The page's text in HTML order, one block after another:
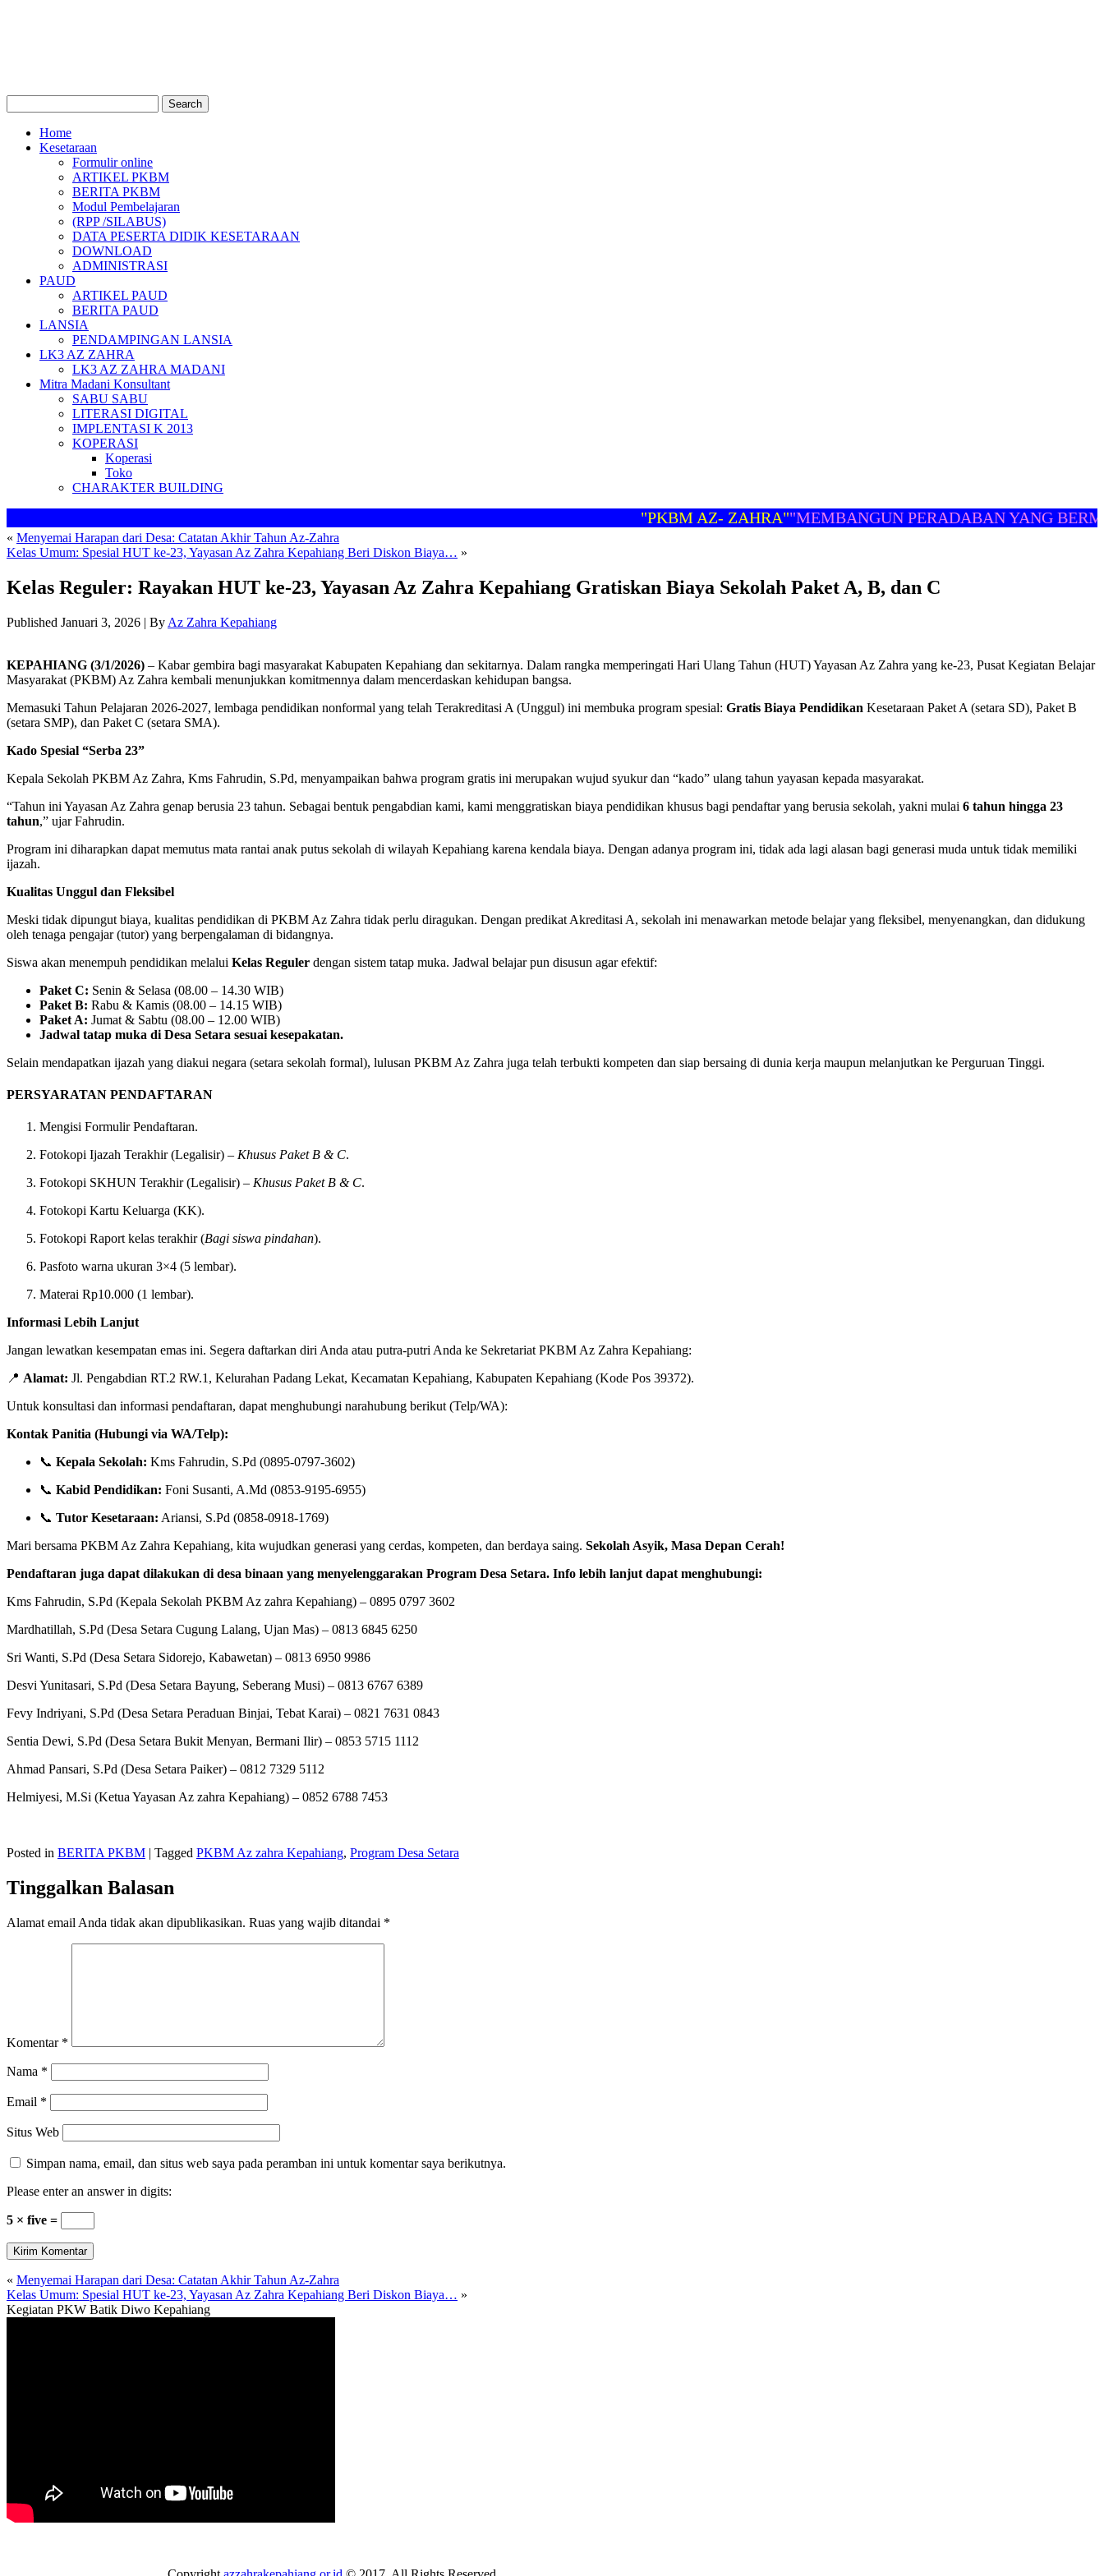
Home
Kesetaraan
Formulir online
ARTIKEL PKBM
BERITA PKBM
Modul Pembelajaran
(RPP /SILABUS)
DATA PESERTA DIDIK KESETARAAN
DOWNLOAD
ADMINISTRASI
PAUD
ARTIKEL PAUD
BERITA PAUD
LANSIA
PENDAMPINGAN LANSIA
LK3 AZ ZAHRA
LK3 AZ ZAHRA MADANI
Mitra Madani Konsultant
SABU SABU
LITERASI DIGITAL
IMPLENTASI K 2013
KOPERASI
Koperasi
Toko
CHARAKTER BUILDING
"PKBM AZ- ZAHRA""MEMBANGUN PERADABAN YANG
« Menyemai Harapan dari Desa: Catatan Akhir Tahun Az-Zahra
Kelas Umum: Spesial HUT ke-23, Yayasan Az Zahra Kepahiang Beri Diskon Biaya… »
Kelas Reguler: Rayakan HUT ke-23, Yayasan Az Zahra Kepahiang Gratiskan Biaya Sekolah Paket A, B, dan C
Published Januari 3, 2026 | By Az Zahra Kepahiang
KEPAHIANG (3/1/2026) – Kabar gembira bagi masyarakat Kabupaten Kepahiang dan sekitarnya. Dalam rangka memperingati Hari Ulang Tahun (HUT) Yayasan Az Zahra yang ke-23, Pusat Kegiatan Belajar
Masyarakat (PKBM) Az Zahra kembali menunjukkan komitmennya dalam mencerdaskan kehidupan bangsa.
Memasuki Tahun Pelajaran 2026-2027, lembaga pendidikan nonformal yang telah Terakreditasi A (Unggul) ini membuka program spesial: Gratis Biaya Pendidikan Kesetaraan Paket A (setara SD), Paket B
(setara SMP), dan Paket C (setara SMA).
Kado Spesial “Serba 23”
Kepala Sekolah PKBM Az Zahra, Kms Fahrudin, S.Pd, menyampaikan bahwa program gratis ini merupakan wujud syukur dan “kado” ulang tahun yayasan kepada masyarakat.
“Tahun ini Yayasan Az Zahra genap berusia 23 tahun. Sebagai bentuk pengabdian kami, kami menggratiskan biaya pendidikan khusus bagi pendaftar yang berusia sekolah, yakni mulai 6 tahun hingga 23
tahun,” ujar Fahrudin.
Program ini diharapkan dapat memutus mata rantai anak putus sekolah di wilayah Kepahiang karena kendala biaya. Dengan adanya program ini, tidak ada lagi alasan bagi generasi muda untuk tidak memiliki
ijazah.
Kualitas Unggul dan Fleksibel
Meski tidak dipungut biaya, kualitas pendidikan di PKBM Az Zahra tidak perlu diragukan. Dengan predikat Akreditasi A, sekolah ini menawarkan metode belajar yang fleksibel, menyenangkan, dan didukung
oleh tenaga pengajar (tutor) yang berpengalaman di bidangnya.
Siswa akan menempuh pendidikan melalui Kelas Reguler dengan sistem tatap muka. Jadwal belajar pun disusun agar efektif:
Paket C: Senin & Selasa (08.00 – 14.30 WIB)
Paket B: Rabu & Kamis (08.00 – 14.15 WIB)
Paket A: Jumat & Sabtu (08.00 – 12.00 WIB)
Jadwal tatap muka di Desa Setara sesuai kesepakatan.
Selain mendapatkan ijazah yang diakui negara (setara sekolah formal), lulusan PKBM Az Zahra juga telah terbukti kompeten dan siap bersaing di dunia kerja maupun melanjutkan ke Perguruan Tinggi.
PERSYARATAN PENDAFTARAN
Mengisi Formulir Pendaftaran.
Fotokopi Ijazah Terakhir (Legalisir) – Khusus Paket B & C.
Fotokopi SKHUN Terakhir (Legalisir) – Khusus Paket B & C.
Fotokopi Kartu Keluarga (KK).
Fotokopi Raport kelas terakhir (Bagi siswa pindahan).
Pasfoto warna ukuran 3×4 (5 lembar).
Materai Rp10.000 (1 lembar).
Informasi Lebih Lanjut
Jangan lewatkan kesempatan emas ini. Segera daftarkan diri Anda atau putra-putri Anda ke Sekretariat PKBM Az Zahra Kepahiang:
📍 Alamat: Jl. Pengabdian RT.2 RW.1, Kelurahan Padang Lekat, Kecamatan Kepahiang, Kabupaten Kepahiang (Kode Pos 39372).
Untuk konsultasi dan informasi pendaftaran, dapat menghubungi narahubung berikut (Telp/WA):
Kontak Panitia (Hubungi via WA/Telp):
📞 Kepala Sekolah: Kms Fahrudin, S.Pd (0895-0797-3602)
📞 Kabid Pendidikan: Foni Susanti, A.Md (0853-9195-6955)
📞 Tutor Kesetaraan: Ariansi, S.Pd (0858-0918-1769)
Mari bersama PKBM Az Zahra Kepahiang, kita wujudkan generasi yang cerdas, kompeten, dan berdaya saing. Sekolah Asyik, Masa Depan Cerah!
Pendaftaran juga dapat dilakukan di desa binaan yang menyelenggarakan Program Desa Setara. Info lebih lanjut dapat menghubungi:
Kms Fahrudin, S.Pd (Kepala Sekolah PKBM Az zahra Kepahiang) – 0895 0797 3602
Mardhatillah, S.Pd (Desa Setara Cugung Lalang, Ujan Mas) – 0813 6845 6250
Sri Wanti, S.Pd (Desa Setara Sidorejo, Kabawetan) – 0813 6950 9986
Desvi Yunitasari, S.Pd (Desa Setara Bayung, Seberang Musi) – 0813 6767 6389
Fevy Indriyani, S.Pd (Desa Setara Peraduan Binjai, Tebat Karai) – 0821 7631 0843
Sentia Dewi, S.Pd (Desa Setara Bukit Menyan, Bermani Ilir) – 0853 5715 1112
Ahmad Pansari, S.Pd (Desa Setara Paiker) – 0812 7329 5112
Helmiyesi, M.Si (Ketua Yayasan Az zahra Kepahiang) – 0852 6788 7453
Posted in BERITA PKBM | Tagged PKBM Az zahra Kepahiang, Program Desa Setara
Tinggalkan Balasan
Alamat email Anda tidak akan dipublikasikan. Ruas yang wajib ditandai *
Komentar *
Nama *
Email *
Situs Web
Simpan nama, email, dan situs web saya pada peramban ini untuk komentar saya berikutnya.
Please enter an answer in digits:
5 × five =
« Menyemai Harapan dari Desa: Catatan Akhir Tahun Az-Zahra
Kelas Umum: Spesial HUT ke-23, Yayasan Az Zahra Kepahiang Beri Diskon Biaya… »
Kegiatan PKW Batik Diwo Kepahiang